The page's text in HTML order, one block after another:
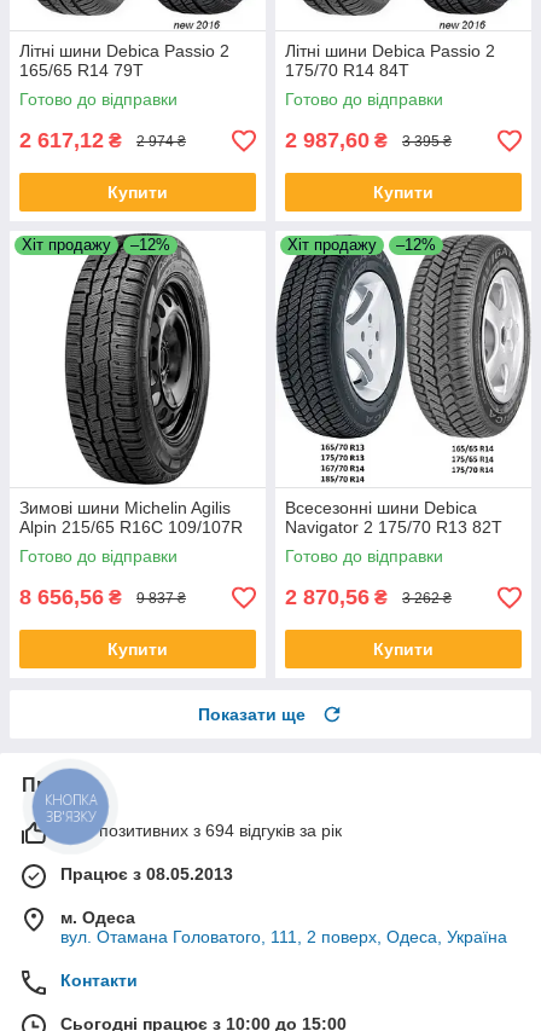
Літні шини Debica Passio 2
165/65 R14 79T
Готово до відправки
2 617,12 ₴ 2 974 ₴
Купити
Літні шини Debica Passio 2
175/70 R14 84T
Готово до відправки
2 987,60 ₴ 3 395 ₴
Купити
Хіт продажу –12%
Зимові шини Michelin Agilis
Alpin 215/65 R16C 109/107R
Готово до відправки
8 656,56 ₴ 9 837 ₴
Купити
Хіт продажу –12%
Всесезонні шини Debica
Navigator 2 175/70 R13 82T
Готово до відправки
2 870,56 ₴ 3 262 ₴
Купити
Показати ще
Про нас
99% позитивних з 694 відгуків за рік
Працює з 08.05.2013
м. Одеса
вул. Отамана Головатого, 111, 2 поверх, Одеса, Україна
Контакти
Сьогодні працює з 10:00 до 15:00
КНОПКА
ЗВ'ЯЗКУ